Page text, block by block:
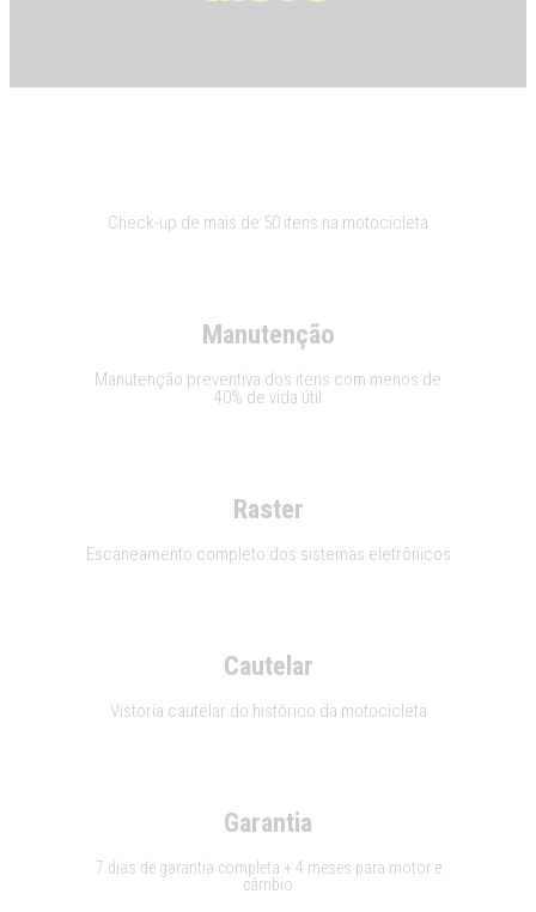
Check-up de mais de 50 itens na motocicleta
Manutenção
Manutenção preventiva dos itens com menos de
40% de vida útil
Raster
Escaneamento completo dos sistemas eletrônicos
Cautelar
Vistoria cautelar do histórico da motocicleta
Garantia
7 dias de garantia completa + 4 meses para motor e
câmbio